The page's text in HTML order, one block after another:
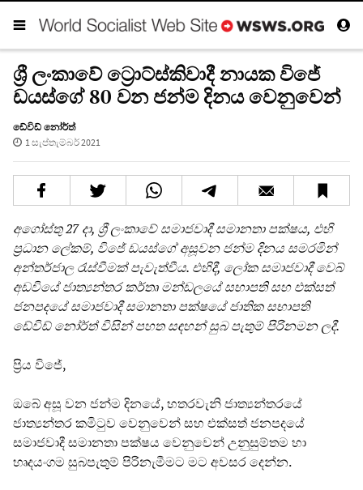
ශ්‍රී ලංකාවේ ට්‍රොට්ස්කිවාදී නායක විජේ
ඩයස්ගේ 80 වන ජන්ම දිනය වෙනුවෙන්
ඩේවිඩ් නෝර්ත්
1 සැප්තැම්බර් 2021
අගෝස්තු 27 දා, ශ්‍රී ලංකාවේ සමාජවාදී සමානතා පක්ෂය, එහි
ප්‍රධාන ලේකම්, විජේ ඩයස්ගේ අසූවන ජන්ම දිනය සමරමින්
අන්තර්ජාල රැස්වීමක් පැවැත්වීය. එහිදී, ලෝක සමාජවාදී වෙබ්
අඩවියේ ජාත්‍යන්තර කර්තෘ මන්ඩලයේ සභාපති සහ එක්සත්
ජනපදයේ සමාජවාදී සමානතා පක්ෂයේ ජාතික සභාපති
ඩේවිඩ් නෝර්ත් විසින් පහත සඳහන් සුබ පැතුම් පිරිනමන ලදී.
ප්‍රිය විජේ,
ඔබේ අසූ වන ජන්ම දිනයේ, හතරවැනි ජාත්‍යන්තරයේ
ජාත්‍යන්තර කමිටුව වෙනුවෙන් සහ එක්සත් ජනපදයේ
සමාජවාදී සමානතා පක්ෂය වෙනුවෙන් උනුසුම්තම හා
හෘදයංගම සුබපැතුම් පිරිනැමීමට මට අවසර දෙන්න.